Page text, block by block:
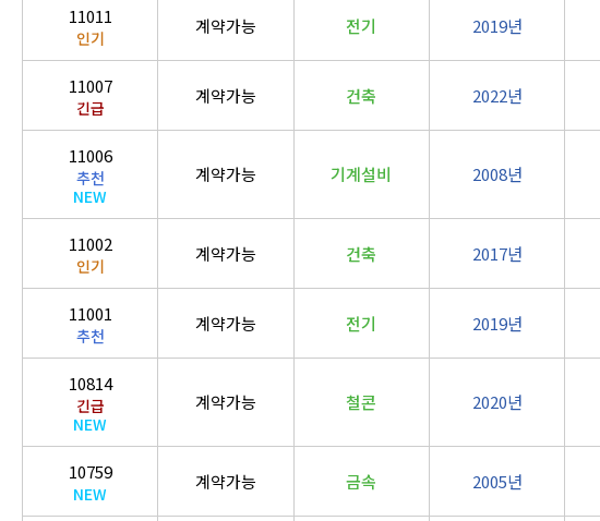
11011
인기
계약가능 전기 2019년
11007
긴급
계약가능 건축 2022년
11006
추천
NEW
계약가능 기계설비 2008년
11002
인기
계약가능 건축 2017년
11001
추천
계약가능 전기 2019년
10814
긴급
NEW
계약가능 철콘 2020년
10759
NEW
계약가능 금속 2005년